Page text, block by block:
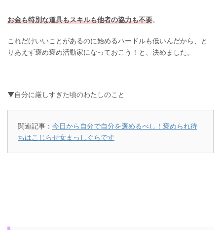
お金も特別な道具もスキルも他者の協力も不要。
これだけいいことがあるのに始めるハードルも低いんだから、と
りあえず褒め褒め活動家になっておこう！と、決めました。
▼自分に厳しすぎた頃のわたしのこと
関連記事： 今日から自分で自分を褒めるべし！褒められ待
ちはこじらせ女まっしぐらです